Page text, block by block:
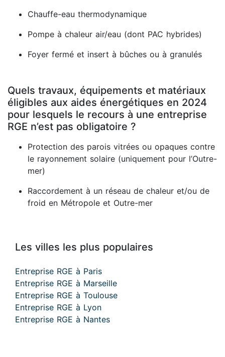
Chauffe-eau thermodynamique
Pompe à chaleur air/eau (dont PAC hybrides)
Foyer fermé et insert à bûches ou à granulés
Quels travaux, équipements et matériaux
éligibles aux aides énergétiques en 2024
pour lesquels le recours à une entreprise
RGE n’est pas obligatoire ?
Protection des parois vitrées ou opaques contre
le rayonnement solaire (uniquement pour l’Outre-
mer)
Raccordement à un réseau de chaleur et/ou de
froid en Métropole et Outre-mer
Les villes les plus populaires
Entreprise RGE à Paris
Entreprise RGE à Marseille
Entreprise RGE à Toulouse
Entreprise RGE à Lyon
Entreprise RGE à Nantes